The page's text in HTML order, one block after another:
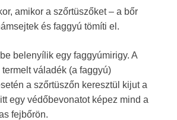
amikor a szőrtüszőket – a bőr
és faggyú tömíti el.
belenyílik egy faggyúmirigy. A
váladék (a faggyú)
a szőrtüszőn keresztül kijut a
egy védőbevonatot képez mind a
fejbőrön.